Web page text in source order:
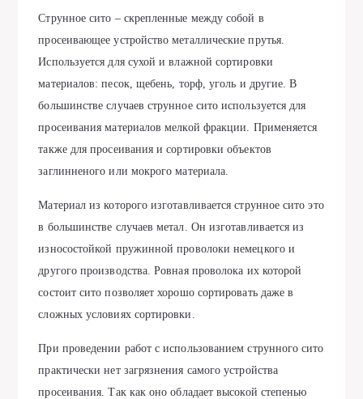
Струнное сито – скрепленные между собой в
просеивающее устройство металлические прутья.
Используется для сухой и влажной сортировки
материалов: песок, щебень, торф, уголь и другие. В
большинстве случаев струнное сито используется для
просеивания материалов мелкой фракции. Применяется
также для просеивания и сортировки объектов
заглинненого или мокрого материала.
Материал из которого изготавливается струнное сито это
в большинстве случаев метал. Он изготавливается из
износостойкой пружинной проволоки немецкого и
другого производства. Ровная проволока их которой
состоит сито позволяет хорошо сортировать даже в
сложных условиях сортировки.
При проведении работ с использованием струнного сито
практически нет загрязнения самого устройства
просеивания. Так как оно обладает высокой степенью